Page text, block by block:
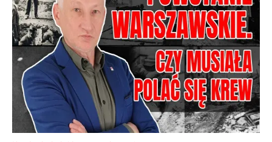
Familijny spór o biskupie sakry